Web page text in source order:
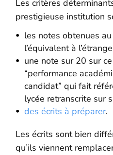
Les critères
prestigieuse institution
les notes obtenues
l’équivalent à
une note sur 20 sur
“performance
candidat” qui fait
lycée retranscrite sur
des écrits à préparer.
Les écrits sont bien
qu’ils viennent